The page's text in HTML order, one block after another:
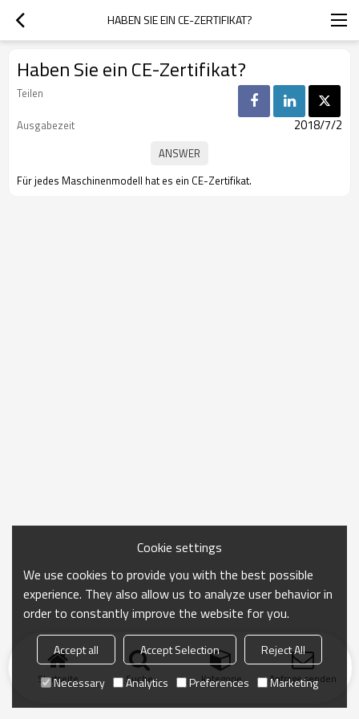
HABEN SIE EIN CE-ZERTIFIKAT?
Haben Sie ein CE-Zertifikat?
Teilen
Ausgabezeit
2018/7/2
Für jedes Maschinenmodell hat es ein CE-Zertifikat.
Startseite Suche Kategorie Anfrage senden
Cookie settings
We use cookies to provide you with the best possible
experience. They also allow us to analyze user behavior in
order to constantly improve the website for you.
Accept all Accept Selection
Reject All
Necessary
Analytics Preferences Marketing